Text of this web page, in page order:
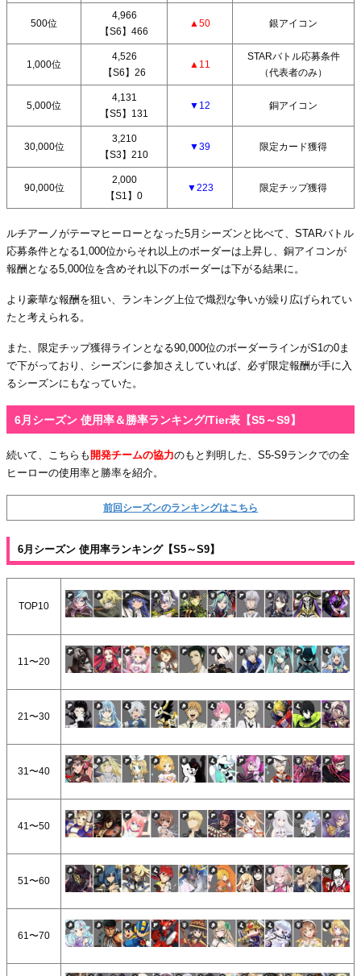
500位
4,966
【S6】466
▲50 銀アイコン
1,000位
4,526
【S6】26
▲11
STARバトル応募条件
（代表者のみ）
5,000位
4,131
【S5】131
▼12 銅アイコン
30,000位
3,210
【S3】210
▼39 限定カード獲得
90,000位
2,000
【S1】0
▼223 限定チップ獲得
ルチアーノがテーマヒーローとなった5月シーズンと比べて、STARバトル
応募条件となる1,000位からそれ以上のボーダーは上昇し、銅アイコンが
報酬となる5,000位を含めそれ以下のボーダーは下がる結果に。
より豪華な報酬を狙い、ランキング上位で熾烈な争いが繰り広げられてい
たと考えられる。
また、限定チップ獲得ラインとなる90,000位のボーダーラインがS1の0ま
で下がっており、シーズンに参加さえしていれば、必ず限定報酬が手に入
るシーズンにもなっていた。
6月シーズン 使用率＆勝率ランキング/Tier表【S5～S9】
続いて、こちらも 開発チームの協力のもと判明した、S5-S9ランクでの全
ヒーローの使用率と勝率を紹介。
前回シーズンのランキングはこちら
6月シーズン 使用率ランキング【S5～S9】
TOP10
11〜20
21〜30
31〜40
41〜50
51〜60
61〜70